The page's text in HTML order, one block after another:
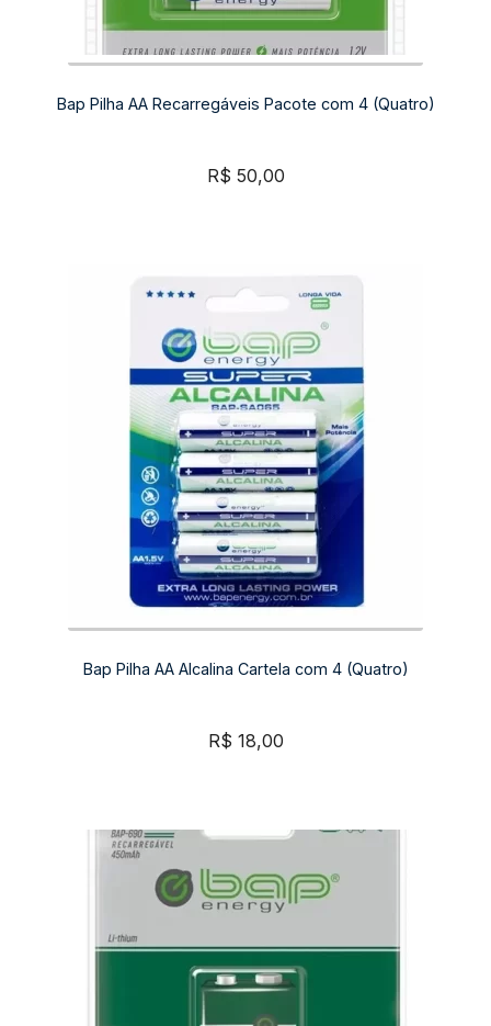
Bap Pilha AA Recarregáveis Pacote com 4 (Quatro)
R$ 50,00
Bap Pilha AA Alcalina Cartela com 4 (Quatro)
R$ 18,00